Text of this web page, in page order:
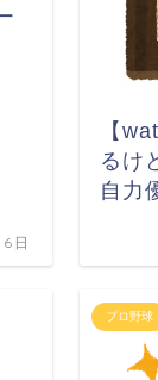
日
【
るけ
自力
プロ野球